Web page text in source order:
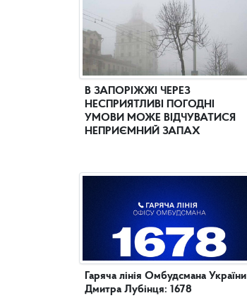
В ЗАПОРІЖЖІ ЧЕРЕЗ
НЕСПРИЯТЛИВІ ПОГОДНІ
УМОВИ МОЖЕ ВІДЧУВАТИСЯ
НЕПРИЄМНИЙ ЗАПАХ
Гаряча лінія Омбудсмана України
Дмитра Лубінця: 1678